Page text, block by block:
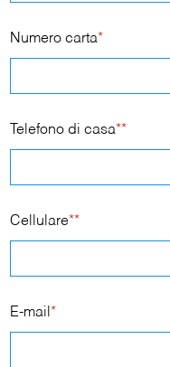
Numero carta*
Telefono di casa**
Cellulare**
E-mail *